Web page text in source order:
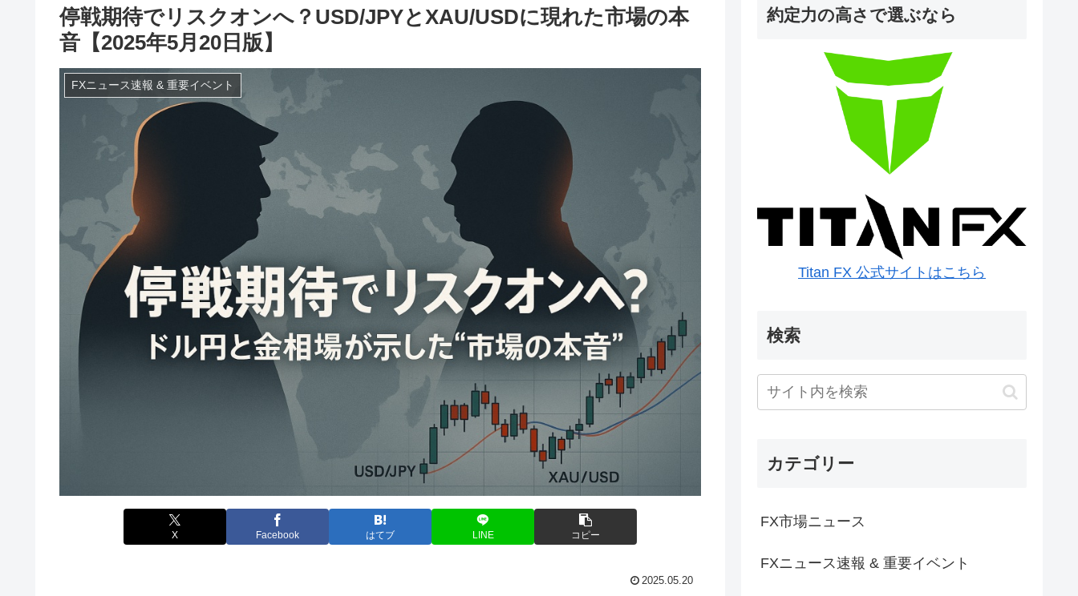
停戦期待でリスクオンへ？USD/JPYとXAU/USDに現れた市場の本
音【2025年5月20日版】
FXニュース速報 & 重要イベント
X Facebook はてブ LINE コピー
2025.05.20
約定力の高さで選ぶなら
Titan FX 公式サイトはこちら
検索
カテゴリー
FX市場ニュース
FXニュース速報 & 重要イベント